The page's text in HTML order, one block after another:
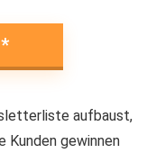
aufbaust,
Kunden gewinnen